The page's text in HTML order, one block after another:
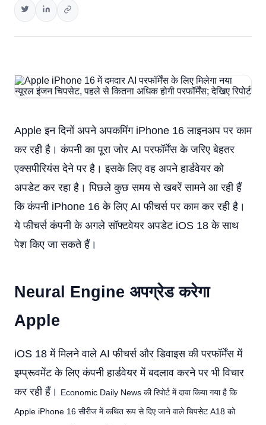
Apple इन दिनों अपने अपकमिंग iPhone 16 लाइनअप पर काम
कर रही है। कंपनी का पूरा जोर AI परफॉर्मेंस के जरिए बेहतर
एक्सपीरियंस देने पर है। इसके लिए वह अपने हार्डवेयर को
अपडेट कर रहा है। पिछले कुछ समय से खबरें सामने आ रही हैं
कि कंपनी iPhone 16 के लिए AI फीचर्स पर काम कर रही है।
ये फीचर्स कंपनी के अगले सॉफ्टवेयर अपडेट iOS 18 के साथ
पेश किए जा सकते हैं।
Neural Engine अपग्रेड करेगा
Apple
iOS 18 में मिलने वाले AI फीचर्स और डिवाइस की परफॉर्मेंस में
इम्प्रूवमेंट के लिए कंपनी हार्डवेयर में बदलाव करने पर भी विचार
कर रही हैं।
Economic Daily News की रिपोर्ट में दावा किया गया है कि
Apple iPhone 16 सीरीज में कथित रूप से दिए जाने वाले चिपसेट A18 को